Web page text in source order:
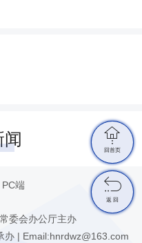
闻
PC端
委会办公厅主办
办 | Email:hnrdwz@163.com

回首页

返 回